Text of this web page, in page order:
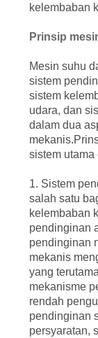
kelembaban
Prinsip
Mesin suhu
sistem
sistem
udara, dan
dalam dua
sistem
1. Sistem
salah satu
kelembaban
pendinginan
pendinginan
mekanis
yang
mekanisme
rendah
pendinginan
persyaratan,